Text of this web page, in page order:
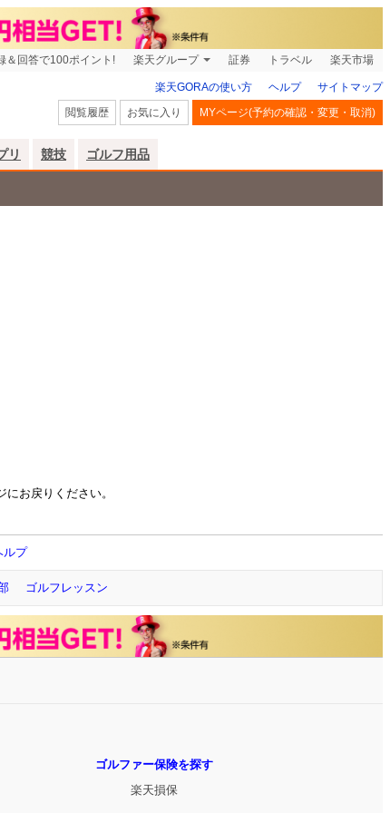
＆回答で100ポイント! 楽天グループ 証券 トラベル 楽天市場
楽天GORAの使い方 ヘルプ
サイトマップ
閲覧履歴
お気に入り MYページ(予約の確認・変更・取消)
リ 競技 ゴルフ用品
お戻りください。
ルプ
ゴルフレッスン
ゴルファー保険を探す
楽天損保